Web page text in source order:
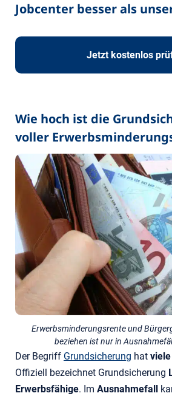
Jobcenter besser als
Jetzt kostenlos
Wie hoch ist die
voller
Erwerbsminderungsrente und
beziehen ist nur in
Der Begriff Grundsicherung hat
Offiziell bezeichnet Grundsicherung
Erwerbsfähige. Im Ausnahmefall